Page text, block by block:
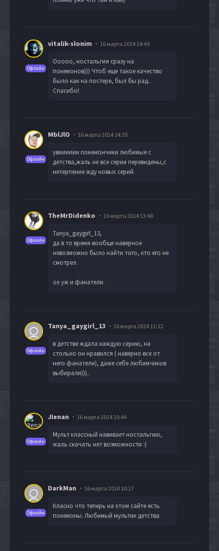
Офлайн
vitalik-slonim 16 марта 2014 14:49
Ооооо, ностальгия сразу на
покемонов))) Чтоб еще такое качество
было как на постере, был бы рад..
Спасибо!
Офлайн
MblJlO 16 марта 2014 14:35
увииииии покемончики любимые с
детства,жаль не все серии перевидены,с
нетерпение жду новых серий.
Офлайн
TheMrDidenko 16 марта 2014 13:48
Tanya_gaygirl_13,
да в то время вообще наверное
невозможно было найти того, кто его не
смотрел.
ох уж и фанатели.
Офлайн
Tanya_gaygirl_13 16 марта 2014 11:12
в детстве ждала каждую серию, на
столько он нравился ( наверно все от
него фанатели), даже себе любимчиков
выбирали)))..
Офлайн
JIenan 16 марта 2014 10:44
Мульт классный навивает ностальгию,
жаль скачать нет возможности :(
Офлайн
DarkMan 16 марта 2014 10:17
Класно что теперь на этом сайте есть
покемоны. Любимый мультик детства.